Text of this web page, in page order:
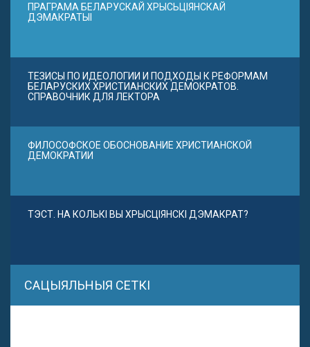
ПРАГРАМА БЕЛАРУСКАЙ ХРЫСЬЦІЯНСКАЙ
ДЭМАКРАТЫІ
ТЕЗИСЫ ПО ИДЕОЛОГИИ И ПОДХОДЫ К РЕФОРМАМ
БЕЛАРУСКИХ ХРИСТИАНСКИХ ДЕМОКРАТОВ.
СПРАВОЧНИК ДЛЯ ЛЕКТОРА
ФИЛОСОФСКОЕ ОБОСНОВАНИЕ ХРИСТИАНСКОЙ
ДЕМОКРАТИИ
ТЭСТ. НА КОЛЬКІ ВЫ ХРЫСЦІЯНСКІ ДЭМАКРАТ?
САЦЫЯЛЬНЫЯ СЕТКІ